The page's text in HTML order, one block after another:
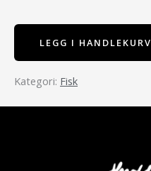
LEGG I HANDLEKURV
Fisk